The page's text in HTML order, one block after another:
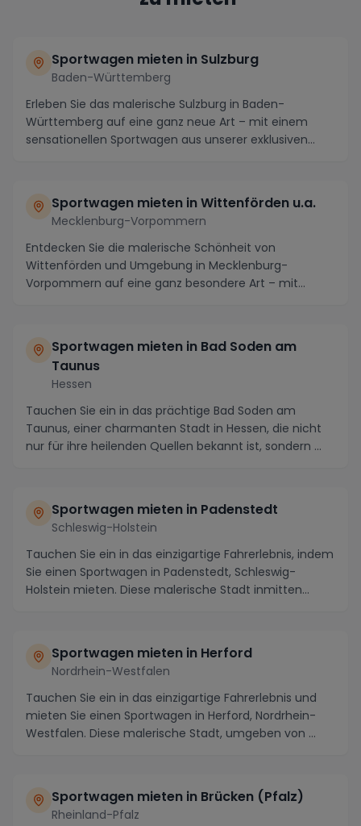
Sportwagen mieten in Sulzburg
Baden-Württemberg
Erleben Sie das malerische Sulzburg in Baden-
Württemberg auf eine ganz neue Art – mit einem
sensationellen Sportwagen aus unserer exklusiven
Sportwagen mieten in Wittenförden u.a.
Mecklenburg-Vorpommern
Entdecken Sie die malerische Schönheit von
Wittenförden und Umgebung in Mecklenburg-
Vorpommern auf eine ganz besondere Art – mit
Sportwagen mieten in Bad Soden am
Taunus
Hessen
Tauchen Sie ein in das prächtige Bad Soden am
Taunus, einer charmanten Stadt in Hessen, die nicht
nur für ihre heilenden Quellen bekannt ist, sondern ...
Sportwagen mieten in Padenstedt
Schleswig-Holstein
Tauchen Sie ein in das einzigartige Fahrerlebnis, indem
Sie einen Sportwagen in Padenstedt, Schleswig-
Holstein mieten. Diese malerische Stadt inmitten...
Sportwagen mieten in Herford
Nordrhein-Westfalen
Tauchen Sie ein in das einzigartige Fahrerlebnis und
mieten Sie einen Sportwagen in Herford, Nordrhein-
Westfalen. Diese malerische Stadt, umgeben von ...
Sportwagen mieten in Brücken (Pfalz)
Rheinland-Pfalz